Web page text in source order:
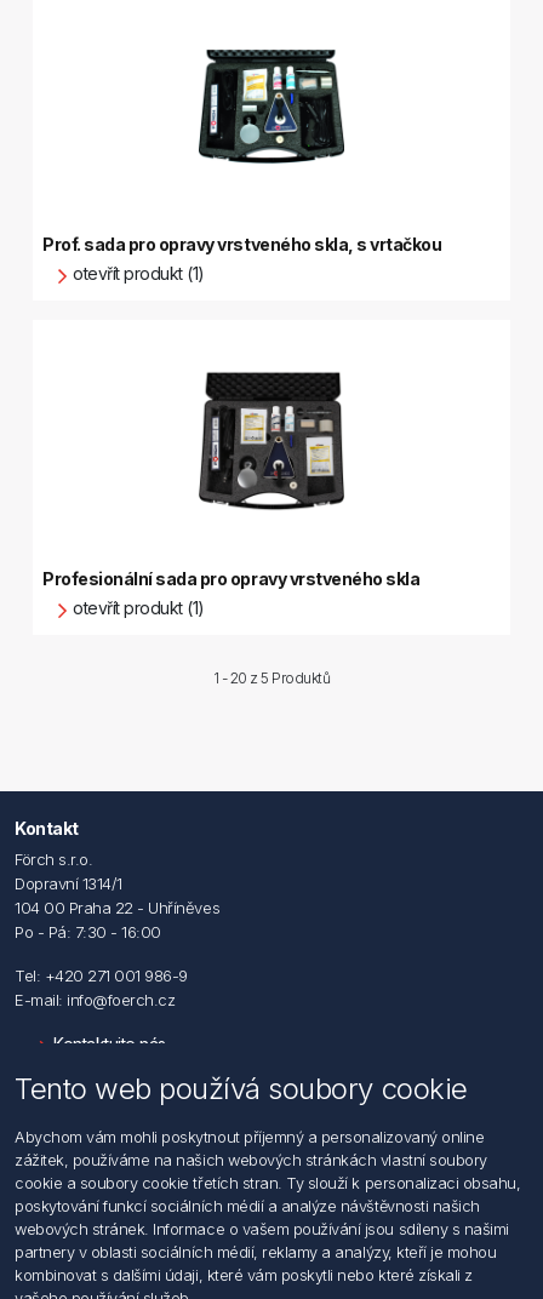
Prof. sada pro opravy vrstveného skla, s vrtačkou
otevřít produkt (1)
Profesionální sada pro opravy vrstveného skla
otevřít produkt (1)
1 - 20 z5 Produktů
Kontakt
Förch s.r.o.
Dopravní 1314/1
104 00 Praha 22 - Uhříněves
Po - Pá: 7:30 - 16:00
Tel: +420 271 001 986-9
E-mail: info@foerch.cz
Kontaktujte nás
Hledat
Dodržování předpisů
Zásady zpracování osobních údajů fyzických osob
Podmínky zasílání elektronických dokumentu
Všeobecné dodací a obchodní podmínky
Informace o nakládaní s elektroodpadem
Tento web používá soubory cookie
Abychom vám mohli poskytnout příjemný a personalizovaný online
zážitek, používáme na našich webových stránkách vlastní soubory
cookie a soubory cookie třetích stran. Ty slouží k personalizaci obsahu,
poskytování funkcí sociálních médií a analýze návštěvnosti našich
webových stránek. Informace o vašem používání jsou sdíleny s našimi
partnery v oblasti sociálních médií, reklamy a analýzy, kteří je mohou
kombinovat s dalšími údaji, které vám poskytli nebo které získali z